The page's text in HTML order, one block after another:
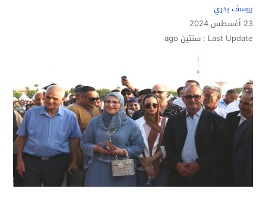
يوسف بدري
23 أغسطس 2024
Last Update : سنتين ago